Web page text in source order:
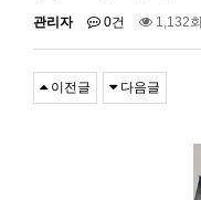
관리자 0건 1,132회
이전글 다음글